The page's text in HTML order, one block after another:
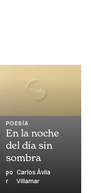
POESÍA
En la noche
del día sin
sombra
po
r
Carlos Ávila
Villamar